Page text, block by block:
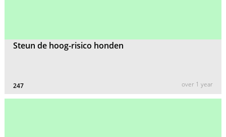
Steun de hoog-risico honden
247 over 1 year